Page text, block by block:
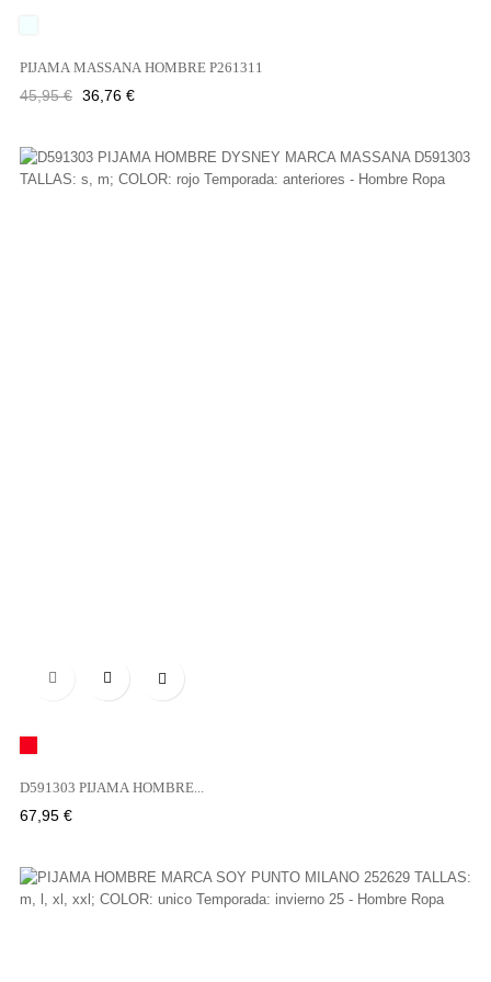
PIJAMA MASSANA HOMBRE P261311
Precio
45,95 € Precio
36,76 €

D591303 PIJAMA HOMBRE...
Precio
67,95 €